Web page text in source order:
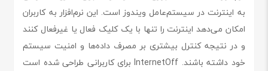
به اینترنت در سیستم‌عامل ویندوز است. این نرم‌افزار به کاربران
امکان می‌دهد اینترنت را تنها با یک کلیک فعال یا غیرفعال کنند
و در نتیجه کنترل بیشتری بر مصرف داده‌ها و امنیت سیستم
خود داشته باشند. InternetOff برای کاربرانی طراحی شده است